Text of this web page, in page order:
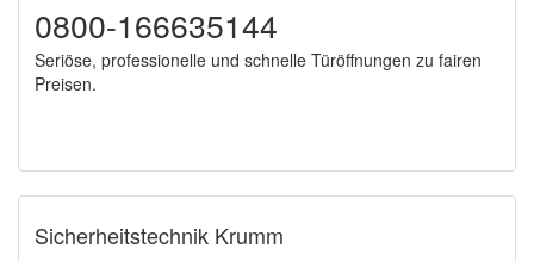
0800-166635144
Seriöse, professionelle und schnelle Türöffnungen zu fairen
Preisen.
Sicherheitstechnik Krumm